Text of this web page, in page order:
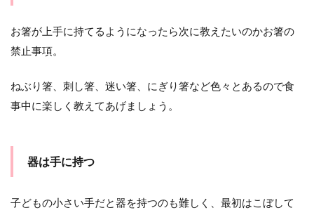
お箸が上手に持てるようになったら次に教えたいのかお箸の
禁止事項。
ねぶり箸、刺し箸、迷い箸、にぎり箸など色々とあるので食
事中に楽しく教えてあげましょう。
器は手に持つ
子どもの小さい手だと器を持つのも難しく、最初はこぼして